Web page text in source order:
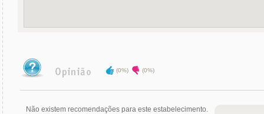
(0%) (0%)
Não existem recomendações para este estabelecimento.